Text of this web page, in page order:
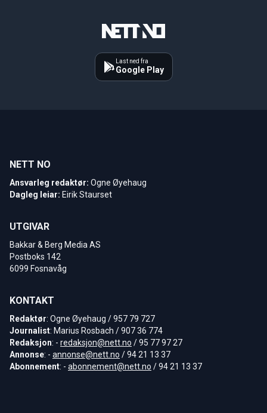
Last ned fra
Google Play
NETT NO
Ansvarleg redaktør: Ogne Øyehaug
Dagleg leiar: Eirik Staurset
UTGIVAR
Bakkar & Berg Media AS
Postboks 142
6099 Fosnavåg
KONTAKT
Redaktør: Ogne Øyehaug / 957 79 727
Journalist: Marius Rosbach / 907 36 774
Redaksjon: - redaksjon@nett.no / 95 77 97 27
Annonse: - annonse@nett.no / 94 21 13 37
Abonnement: - abonnement@nett.no / 94 21 13 37